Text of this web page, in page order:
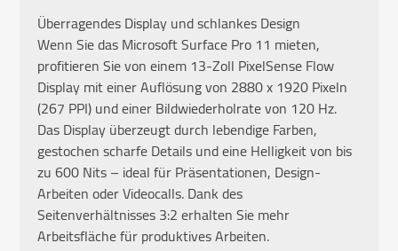
Überragendes Display und schlankes Design
Wenn Sie das Microsoft Surface Pro 11 mieten,
profitieren Sie von einem 13-Zoll PixelSense Flow
Display mit einer Auflösung von 2880 x 1920 Pixeln
(267 PPI) und einer Bildwiederholrate von 120 Hz.
Das Display überzeugt durch lebendige Farben,
gestochen scharfe Details und eine Helligkeit von bis
zu 600 Nits – ideal für Präsentationen, Design-
Arbeiten oder Videocalls. Dank des
Seitenverhältnisses 3:2 erhalten Sie mehr
Arbeitsfläche für produktives Arbeiten.